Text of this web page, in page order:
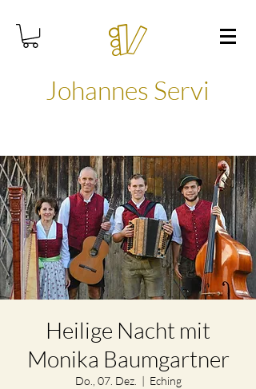
Johannes Servi
Heilige Nacht mit
Monika Baumgartner
Do., 07. Dez.
  |
Eching